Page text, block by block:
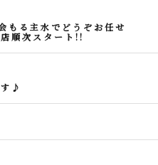
もる主水でどうぞお任せ
順次スタート!!
す♪